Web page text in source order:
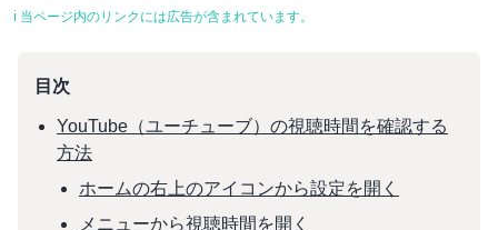
ℹ︎ 当ページ内のリンクには広告が含まれています。
目次
YouTube（ユーチューブ）の視聴時間を確認する
方法
ホームの右上のアイコンから設定を開く
メニューから視聴時間を開く